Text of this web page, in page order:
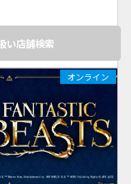
、ディズニーフラ
京、その他ホビーシ
レンタルショッ
等
い店舗検索
オンライン